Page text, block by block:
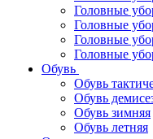
Головные
Головные
Головные
Головные
Обувь
Обувь
Обувь
Обувь зимняя
Обувь летняя